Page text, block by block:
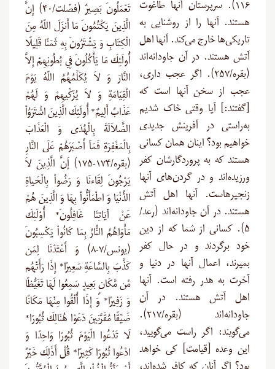
۱۱۶). سرپرستان آنها طاغوت
هستند. آنها را از روشنایی به
تاریکی‌ها خارج می‌کند. آنها اهل
آتش هستند. در آن جاودانه‌اند
(بقره/۲۵۷). اگر عجب داری،
عجب از سخن آنها است که
[گفتند:] آیا وقتی خاک شدیم
به‌راستی در آفرینش جدیدی
خواهیم بود؟ اینان همان کسانی
هستند که به پروردگارشان کفر
ورزیده‌اند و در گردن‌های آنها
زنجیرهاست. آنها اهل آتش
هستند. در آن جاودانه‌اند (رعد/
۵). کسانی از شما که از دین
خود برگردند و در حال کفر
بمیرند، اعمال آنها در دنیا و
آخرت به هدر رفته است. آنها
اهل آتش هستند. در آن
جاودانه‌اند (بقره/۲۱۷).
می‌گویند: اگر راست می‌گویید،
این وعده [قیامت] کی خواهد
تَعْمَلُونَ بَصِيرٌ (فصّلت/۴۰) إِنَّ
الَّذِينَ يَكْتُمُونَ مَا أَنزَلَ اللّهُ مِنَ
الْكِتَابِ وَ يَشْتَرُونَ بِهِ ثَمَنًا قَلِيلًا
أُولَئِكَ مَا يَأْكُلُونَ فِي بُطُونِهِمْ إِلاَّ
النَّارَ وَ لاَ يُكَلِّمُهُمُ اللّهُ يَوْمَ
الْقِيَامَةِ وَ لاَ يُزَكِّيهِمْ وَ لَهُمْ
عَذَابٌ أَلِيمٌ* أُولَئِكَ الَّذِينَ اشْتَرَوُاْ
الضَّلاَلَةَ بِالْهُدَى وَ الْعَذَابَ
بِالْمَغْفِرَةِ فَمَآ أَصْبَرَهُمْ عَلَى النَّارِ
(بقره/۱۷۴-۱۷۵) إَنَّ الَّذِينَ لاَ
يَرْجُونَ لِقَاءنَا وَ رَضُواْ بِالْحَياةِ
الدُّنْيَا وَ اطْمَأَنُّواْ بِهَا وَ الَّذِينَ هُمْ
عَنْ آيَاتِنَا غَافِلُونَ* أُوْلَئِكَ
مَأْوَاهُمُ النُّارُ بِمَا كَانُواْ يَكْسِبُونَ
(یونس/۷-۸) وَ أَعْتَدْنَا لِمَن
كَذَّبَ بِالسَّاعَةِ سَعِيرًا* إِذَا رَأَتْهُم
مِّن مَّكَانٍ بَعِيدٍ سَمِعُوا لَهَا تَغَيُّظًا
وَ زَفِيرًا* وَ إِذَا أُلْقُوا مِنْهَا مَكَانًا
ضَيِّقًا مُقَرَّنِينَ دَعَوْا هُنَالِكَ ثُبُورًا*
لَا تَدْعُوا الْيَوْمَ ثُبُورًا وَاحِدًا وَ
ادْعُوا ثُبُورًا كَثِيرًا* قُلْ أَذَلِكَ خَيْرٌ